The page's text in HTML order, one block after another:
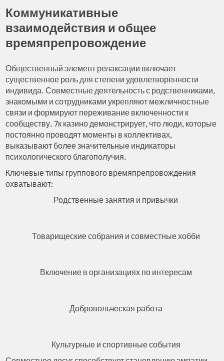
Коммуникативные
взаимодействия и общее
времяпрепровождение
Общественный элемент релаксации включает
существенное роль для степени удовлетворенности
индивида. Совместные деятельность с родственниками,
знакомыми и сотрудниками укрепляют межличностные
связи и формируют переживание включенности к
сообществу. 7к казино демонстрирует, что люди, которые
постоянно проводят моменты в коллективах,
выказывают более значительные индикаторы
психологического благополучия.
Ключевые типы группового времяпрепровождения
охватывают:
Родственные занятия и привычки
Товарищеские собрания и совместные хобби
Включение в организациях по интересам
Добровольческая работа
Культурные и спортивные события